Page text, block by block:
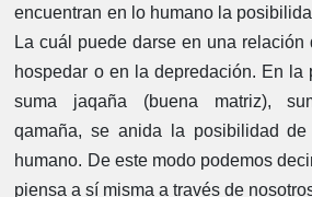
encuentran en lo humano la
La cuál puede darse en una relación
hospedar o en la depredación. En la
suma jaqaña (buena matriz),
qamaña, se anida la posibilidad
humano. De este modo podemos
piensa a sí misma a través de